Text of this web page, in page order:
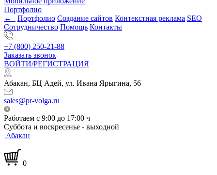
Портфолио
←
Портфолио Создание сайтов Контекстная реклама SEO
Сотрудничество Помощь Контакты
+7 (800) 250-21-88
Заказать звонок
ВОЙТИ/РЕГИСТРАЦИЯ
Абакан, БЦ Адей, ул. Ивана Ярыгина, 56
sales@pr-volga.ru
Работаем с 9:00 до 17:00 ч
Суббота и воскресенье - выходной
Абакан
0